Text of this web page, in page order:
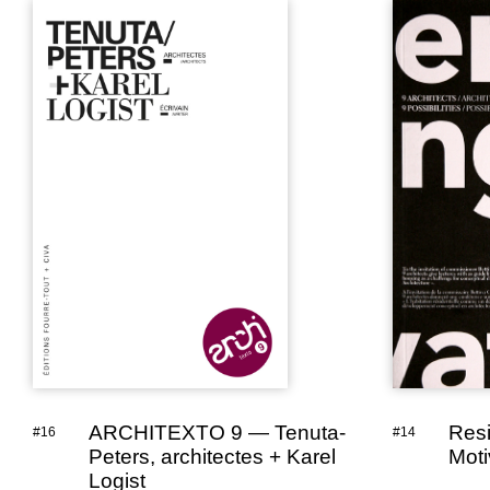
#16
ARCHITEXTO 9 — Tenuta-
Peters, architectes + Karel
Logist
#14